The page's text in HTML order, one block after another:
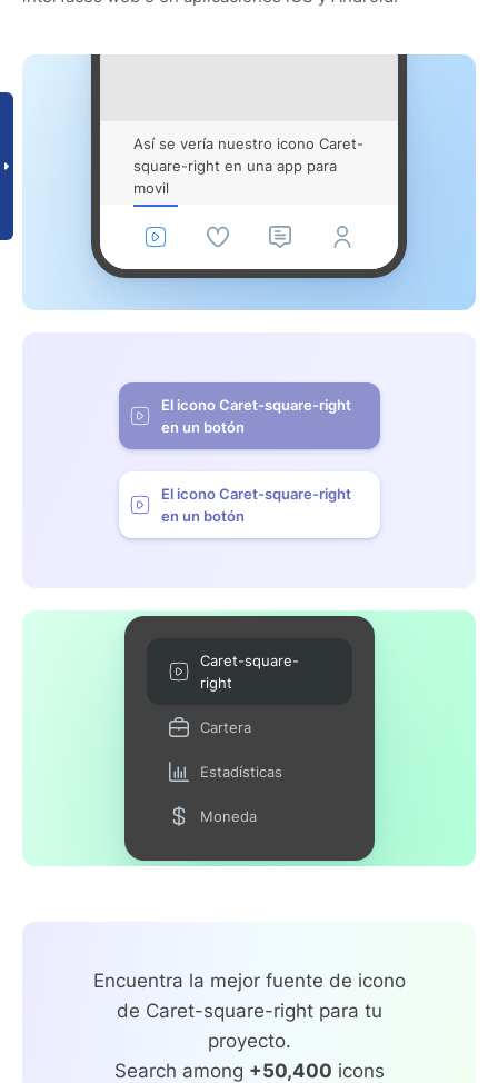
Así se vería nuestro icono Caret-
square-right en una app para
movil
El icono Caret-square-right
en un botón
El icono Caret-square-right
en un botón
Caret-square-
right
Cartera
Estadísticas
Moneda
Encuentra la mejor fuente de icono
de Caret-square-right para tu
proyecto.
Search among +50,400 icons